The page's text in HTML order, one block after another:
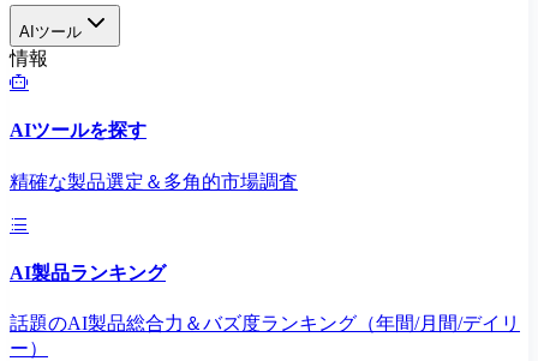
AIツール
情報
AIツールを探す
精確な製品選定＆多角的市場調査
AI製品ランキング
話題のAI製品総合力＆バズ度ランキング（年間/月間/デイリ
ー）